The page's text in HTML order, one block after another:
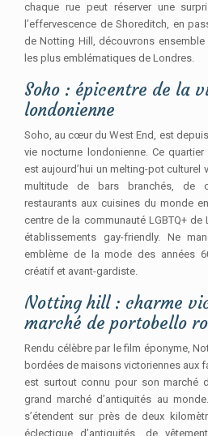
chaque rue peut réserver une
l’effervescence de Shoreditch, en
de Notting Hill, découvrons
les plus emblématiques de Londres.
Soho : épicentre de la
londonienne
Soho, au cœur du West End, est
vie nocturne londonienne. Ce
est aujourd’hui un melting-pot culturel
multitude de bars branchés, de
restaurants aux cuisines du monde
centre de la communauté LGBTQ+
établissements gay-friendly. Ne
emblème de la mode des années
créatif et avant-gardiste.
Notting hill : charme
marché de portobello
Rendu célèbre par le film éponyme,
bordées de maisons victoriennes aux
est surtout connu pour son marché
grand marché d’antiquités au
s’étendent sur près de deux
éclectique d’antiquités, de